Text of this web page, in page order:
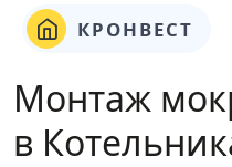
КРОНВЕСТ
Монтаж
в